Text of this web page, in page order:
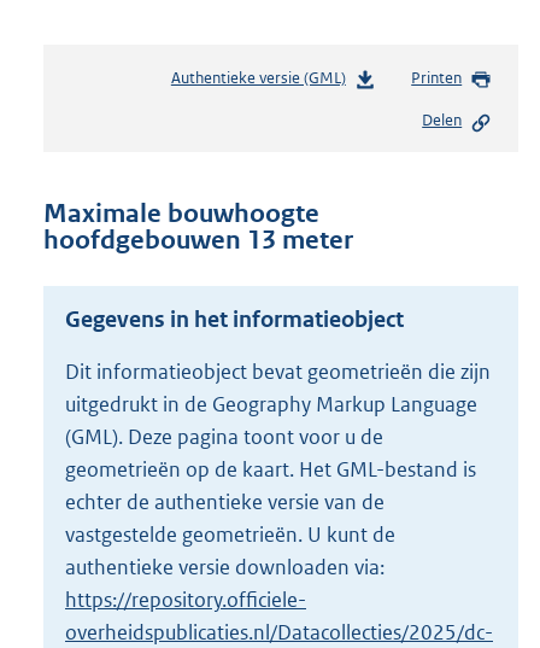
Authentieke versie (GML)b
s
o
t
t
e
:
2
K
b
Printen
Delen
Maximale bouwhoogte
hoofdgebouwen 13 meter
Gegevens in het informatieobject
Dit informatieobject bevat geometrieën die zijn
uitgedrukt in de Geography Markup Language
(GML). Deze pagina toont voor u de
geometrieën op de kaart. Het GML-bestand is
echter de authentieke versie van de
vastgestelde geometrieën. U kunt de
authentieke versie downloaden via:
https://repository.officiele-
overheidspublicaties.nl/Datacollecties/2025/dc-